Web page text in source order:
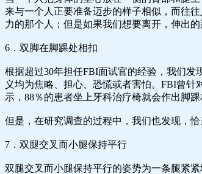
来与一个人正要准备迈步的样子相似，而往
力的那个人；但是如果我们想要离开，伸出
6．双脚在脚踝处相扣
根据超过30年担任FBI面试官的经验，我们
义均为焦略、担心、恐慌或者害怕。FBI曾
示，88％的患者坐上牙科治疗椅就会作出脚踝
但是，在研究调查的过程中，我们也发现，
7．双腿交叉而小腿保持平行
双腿交叉而小腿保持平行的姿势为一条腿紧